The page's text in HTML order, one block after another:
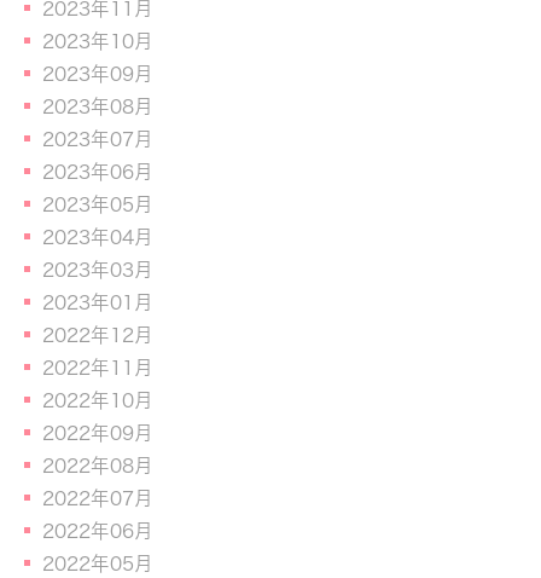
2023年11月
2023年10月
2023年09月
2023年08月
2023年07月
2023年06月
2023年05月
2023年04月
2023年03月
2023年01月
2022年12月
2022年11月
2022年10月
2022年09月
2022年08月
2022年07月
2022年06月
2022年05月